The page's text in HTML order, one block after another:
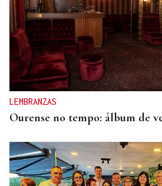
DÍAS Y COPLAS
Clásicos de verano, de
LEMBRANZAS
Ourense no tempo: álbum de